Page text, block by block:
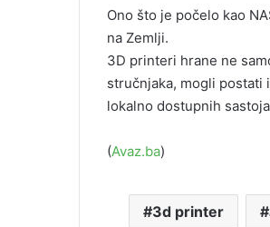
Ono što je počelo kao
na Zemlji.
3D printeri hrane ne
stručnjaka, mogli postati
lokalno dostupnih
(Avaz.ba)
3d printer